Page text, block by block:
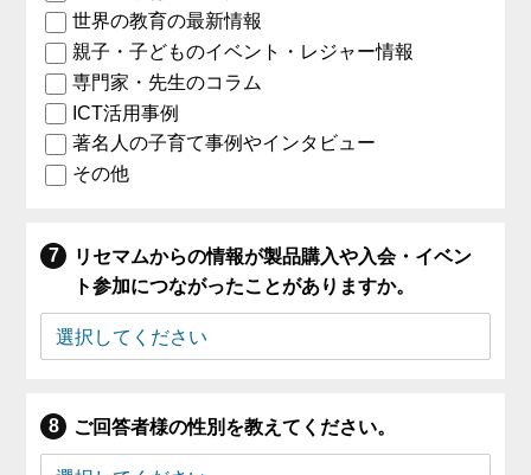
世界の教育の最新情報
親子・子どものイベント・レジャー情報
専門家・先生のコラム
ICT活用事例
著名人の子育て事例やインタビュー
その他
リセマムからの情報が製品購入や入会・イベン
ト参加につながったことがありますか。
ご回答者様の性別を教えてください。